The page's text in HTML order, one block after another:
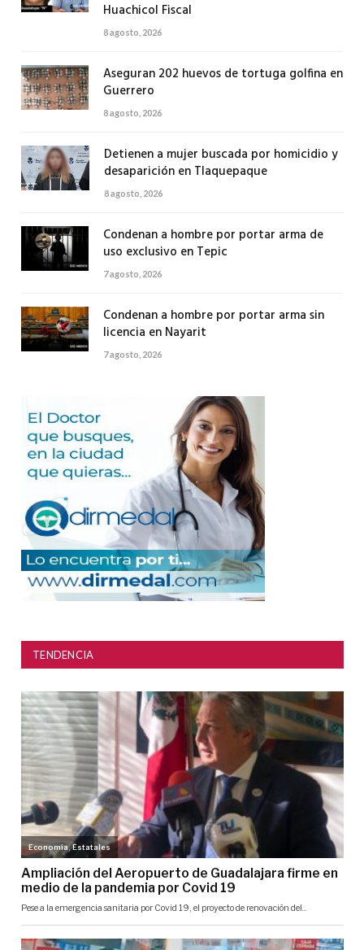
Huachicol Fiscal
8 agosto, 2026
Aseguran 202 huevos de tortuga golfina en
Guerrero
8 agosto, 2026
Detienen a mujer buscada por homicidio y
desaparición en Tlaquepaque
8 agosto, 2026
Condenan a hombre por portar arma de
uso exclusivo en Tepic
7 agosto, 2026
Condenan a hombre por portar arma sin
licencia en Nayarit
7 agosto, 2026
TENDENCIA